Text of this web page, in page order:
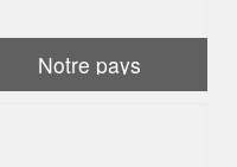
Notre pays